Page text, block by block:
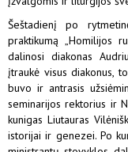
Šeštadienį po
praktikumą „Homilijos
dalinosi diakonas
įtraukė visus diakonus,
buvo ir antrasis
seminarijos rektorius ir
kunigas Liutauras
istorijai ir genezei. Po